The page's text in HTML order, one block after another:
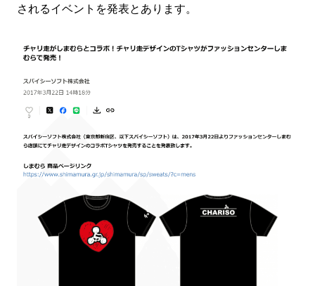
されるイベントを発表とあります。